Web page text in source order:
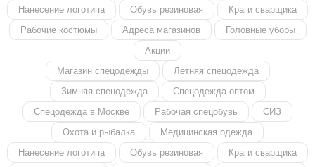
Нанесение логотипа
Обувь резиновая
Краги сварщика
Рабочие костюмы
Адреса магазинов
Головные уборы
Акции
Магазин спецодежды
Летняя спецодежда
Зимняя спецодежда
Спецодежда оптом
Спецодежда в Москве
Рабочая спецобувь
СИЗ
Охота и рыбалка
Медицинская одежда
Нанесение логотипа
Обувь резиновая
Краги сварщика